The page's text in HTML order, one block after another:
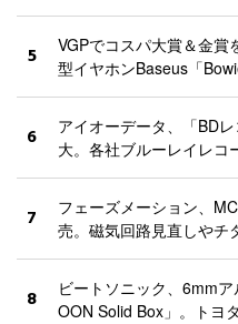
5
VGPでコスパ大賞＆金賞
型イヤホンBaseus「
6
アイオーデータ、「BD
大。各社ブルーレイレコ
7
フェーズメーション、
売。磁気回路見直しやチ
8
ビートソニック、6mm
OON Solid Box」。トヨ